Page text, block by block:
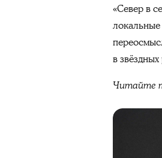
«Север в
в
Читайте